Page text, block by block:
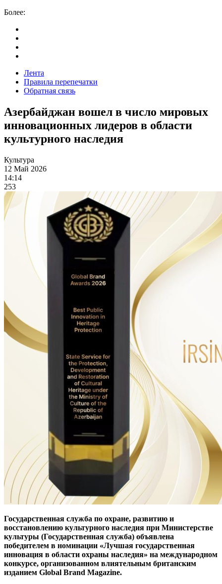
Более:
Лента
Правила перепечатки
Обратная связь
Азербайджан вошел в число мировых
инновационных лидеров в области
культурного наследия
Культура
12 Май 2026
14:14
253
Государственная служба по охране, развитию и
восстановлению культурного наследия при Министерстве
культуры (Государственная служба) объявлена
победителем в номинации «Лучшая государственная
инновация в области охраны наследия» на международном
конкурсе, организованном влиятельным британским
изданием Global Brand Magazine.